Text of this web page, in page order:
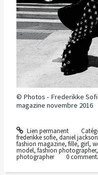
© Photos - Frederikke
magazine novembre 2016
Lien permanent
frederikke sofie, daniel jackson
fashion magazine, fille, girl,
model, fashion photographer,
photographer 0